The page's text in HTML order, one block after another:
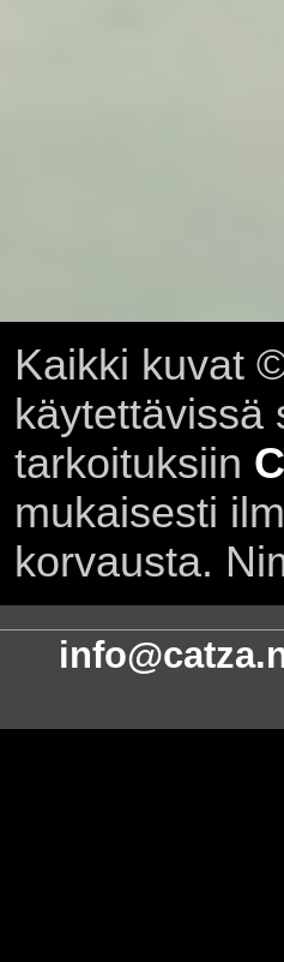
Kaikki kuvat
käytettävissä
tarkoituksiin
mukaisesti
korvausta.